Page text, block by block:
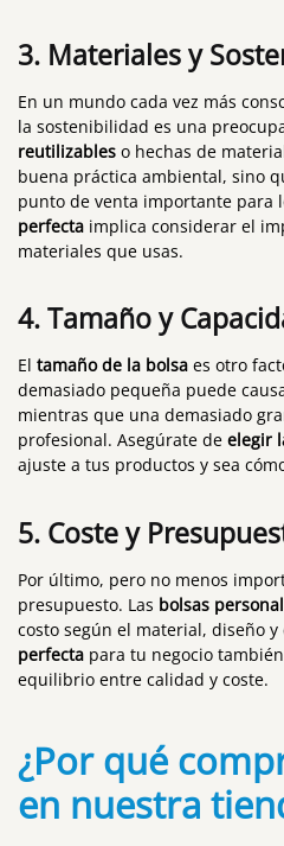
3. Materiales y
En un mundo cada vez más
la sostenibilidad es una
reutilizables o hechas de
buena práctica ambiental, sino
punto de venta importante para
perfecta implica considerar el
materiales que usas.
4.Tamaño y
El tamaño de la bolsa es otro
demasiado pequeña puede
mientras que una demasiado
profesional. Asegúrate de elegir
ajuste a tus productos y sea
5. Coste y
Por último, pero no menos
presupuesto. Las bolsas
costo según el material, diseño y
perfecta para tu negocio
equilibrio entre calidad y coste.
¿Por qué
en nuestra